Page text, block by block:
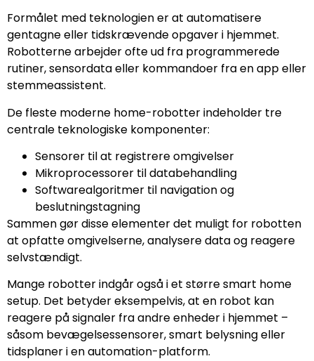
Formålet med teknologien er at automatisere
gentagne eller tidskrævende opgaver i hjemmet.
Robotterne arbejder ofte ud fra programmerede
rutiner, sensordata eller kommandoer fra en app eller
stemmeassistent.
De fleste moderne home-robotter indeholder tre
centrale teknologiske komponenter:
Sensorer til at registrere omgivelser
Mikroprocessorer til databehandling
Softwarealgoritmer til navigation og
beslutningstagning
Sammen gør disse elementer det muligt for robotten
at opfatte omgivelserne, analysere data og reagere
selvstændigt.
Mange robotter indgår også i et større smart home
setup. Det betyder eksempelvis, at en robot kan
reagere på signaler fra andre enheder i hjemmet –
såsom bevægelsessensorer, smart belysning eller
tidsplaner i en automation-platform.